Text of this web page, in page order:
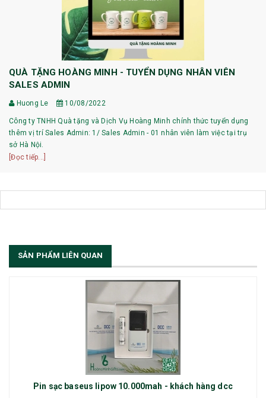
QUÀ TẶNG HOÀNG MINH - TUYỂN DỤNG NHÂN VIÊN
SALES ADMIN
Huong Le 10/08/2022
Công ty TNHH Quà tặng và Dịch Vụ Hoàng Minh chính thức tuyển dụng
thêm vị trí Sales Admin: 1/ Sales Admin - 01 nhân viên làm việc tại trụ
sở Hà Nội.
[Đọc tiếp...]
SẢN PHẨM LIÊN QUAN
Pin sạc baseus lipow 10.000mah - khách hàng dcc